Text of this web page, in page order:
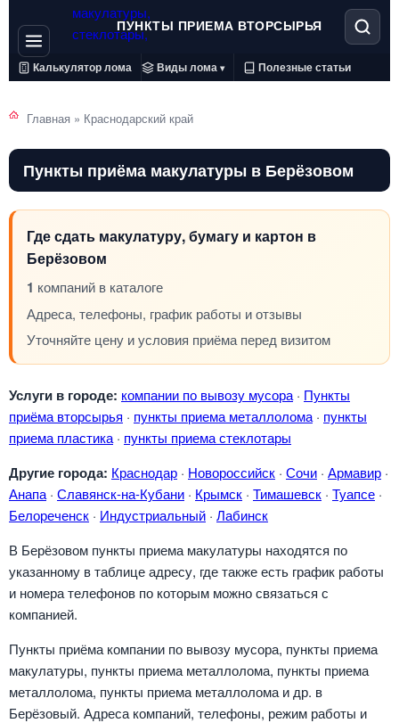
ПУНКТЫ ПРИЕМА ВТОРСЫРЬЯ
Калькулятор лома Виды лома ▾ Полезные статьи
Главная » Краснодарский край
Пункты приёма макулатуры в Берёзовом
Где сдать макулатуру, бумагу и картон в
Берёзовом
1 компаний в каталоге
Адреса, телефоны, график работы и отзывы
Уточняйте цену и условия приёма перед визитом
Услуги в городе: компании по вывозу мусора · Пункты
приёма вторсырья · пункты приема металлолома · пункты
приема пластика · пункты приема стеклотары
Другие города: Краснодар · Новороссийск · Сочи · Армавир ·
Анапа · Славянск-на-Кубани · Крымск · Тимашевск · Туапсе ·
Белореченск · Индустриальный · Лабинск
В Берёзовом пункты приема макулатуры находятся по
указанному в таблице адресу, где также есть график работы
и номера телефонов по которым можно связаться с
компанией.
Пункты приёма компании по вывозу мусора, пункты приема
макулатуры, пункты приема металлолома, пункты приема
металлолома, пункты приема металлолома и др. в
Берёзовый. Адреса компаний, телефоны, режим работы и